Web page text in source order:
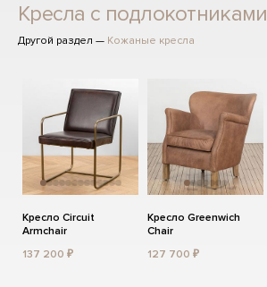
Кресла с подлокотниками
Другой раздел — Кожаные кресла
Кресло Circuit
Armchair
137 200 ₽
Кресло Greenwich
Chair
127 700 ₽